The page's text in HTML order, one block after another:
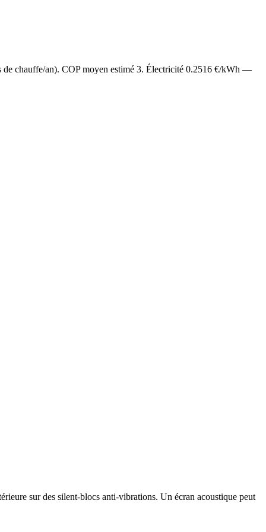
chauffe/an). COP moyen estimé 3. Électricité 0.2516 €/kWh —
sur des silent-blocs anti-vibrations. Un écran acoustique peut